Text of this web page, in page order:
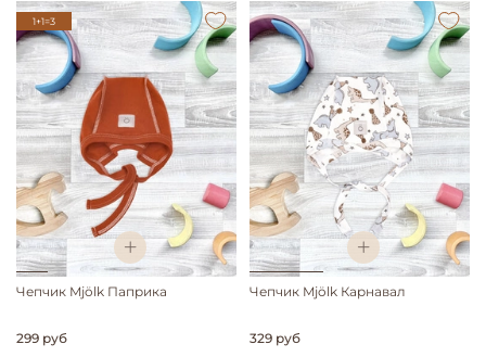
1+1=3
Чепчик Mjölk Паприка
299 руб
Чепчик Mjölk Карнавал
329 руб